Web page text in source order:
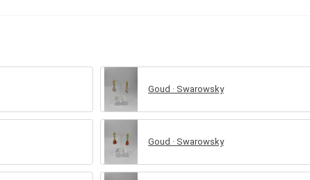
Goud · Swarowsky
Goud · Swarowsky